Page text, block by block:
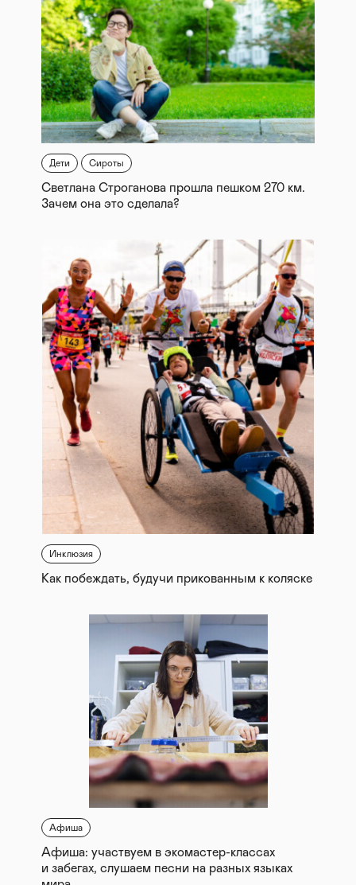
Дети Сироты
Светлана Строганова прошла пешком 270 км.
Зачем она это сделала?
Инклюзия
Как побеждать, будучи прикованным к коляске
Афиша
Афиша: участвуем в экомастер-классах
и забегах, слушаем песни на разных языках